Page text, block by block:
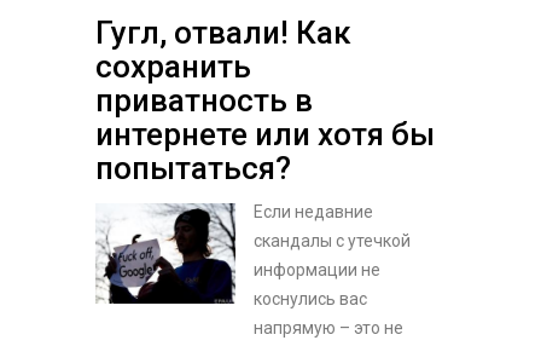
Гугл, отвали! Как
сохранить
приватность в
интернете или хотя бы
попытаться?
Если недавние
скандалы с утечкой
информации не
коснулись вас
напрямую – это не